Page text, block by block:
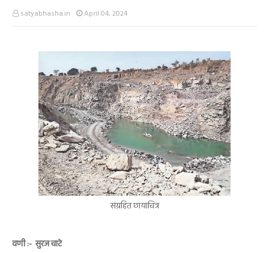
satyabhasha.in April 04, 2024
संग्रहित छायाचित्र
वणी :- सुरज चाटे